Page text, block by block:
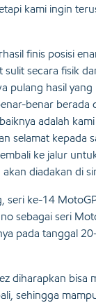
kami ingin
finis posisi
sulit secara fisik
pulang hasil
benar berada
adalah
selamat kepada
ke jalur
diadakan di
seri ke-14
sebagai seri
pada tanggal
diharapkan bisa
sehingga